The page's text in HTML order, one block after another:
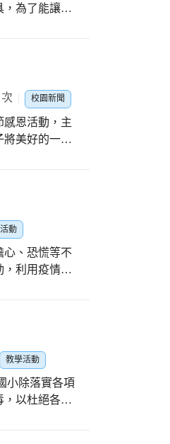
，為了能讓東
年級極廣，
弘卿主任帶
後以《分數心
瞬間變得簡單
念就成形。緊
四角，悠遊幾
老師們，繼
能帶給孩子
校園新聞
感恩活動，主
將美好的一面
導也許能感
人的辛勞，
但是孩子一
加了母親節
白，健民國小
動
心、恐慌等不
，利用疫情秘
教學活動
小除落實各項
，以杜絕各類